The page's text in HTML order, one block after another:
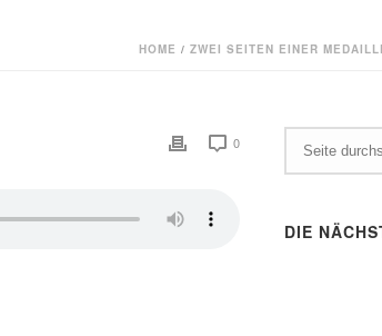
HOME / ZWEI SEITEN EINER
0
DIE